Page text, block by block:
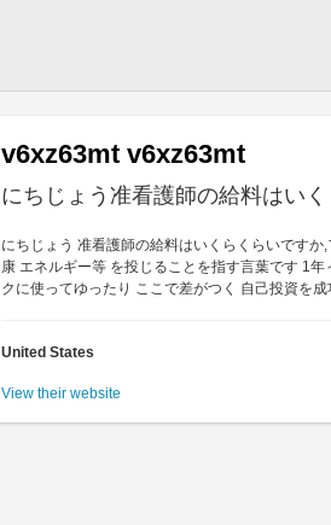
v6xz63mt v6xz63mt
にちじょう准看護師の給料はい
にちじょう 准看護師の給料はいくらくらいです
康 エネルギー等 を投じることを指す言葉です 1
クに使ってゆったり ここで差がつく 自己投資を
United States
View their website